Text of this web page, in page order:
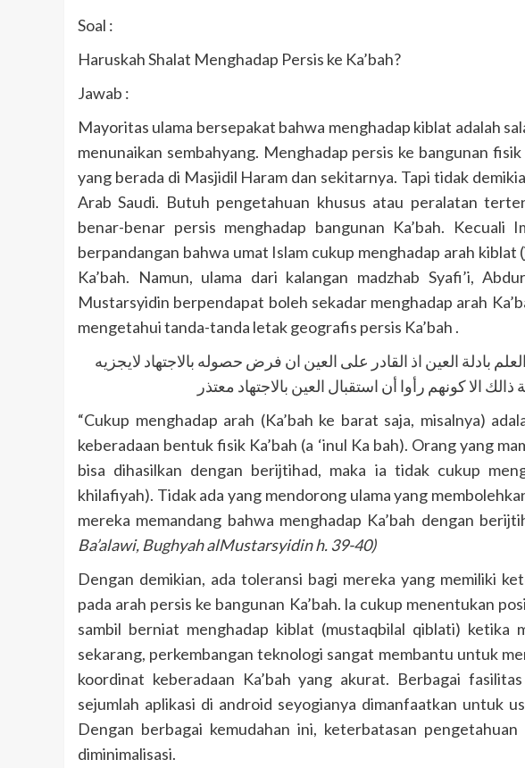
Soal :
Haruskah Shalat Menghadap Persis ke Ka’bah?
Jawab :
Mayoritas ulama bersepakat bahwa menghadap kiblat adalah
menunaikan sembahyang. Menghadap persis ke bangunan
yang berada di Masjidil Haram dan sekitarnya. Tapi tidak
Arab Saudi. Butuh pengetahuan khusus atau peralatan
benar-benar persis menghadap bangunan Ka’bah. Kecuali
berpandangan bahwa umat Islam cukup menghadap arah
Ka’bah. Namun, ulama dari kalangan madzhab Syafi’i,
Mustarsyidin berpendapat boleh sekadar menghadap arah
mengetahui tanda-tanda letak geografis persis Ka’bah .
بادلة العين اذ القادر على العين ان فرض حصوله بالاجتهاد لايجزيه
الا كونهم رأوا أن استقبال العين بالاجتهاد معتذر
“Cukup menghadap arah (Ka’bah ke barat saja, misalnya)
keberadaan bentuk fisik Ka’bah (a ‘inul Ka bah). Orang yang
bisa dihasilkan dengan berijtihad, maka ia tidak cukup
khilafiyah). Tidak ada yang mendorong ulama yang
mereka memandang bahwa menghadap Ka’bah dengan
Ba’alawi, Bughyah alMustarsyidin h. 39-40)
Dengan demikian, ada toleransi bagi mereka yang memiliki
pada arah persis ke bangunan Ka’bah. la cukup menentukan
sambil berniat menghadap kiblat (mustaqbilal qiblati) ketika
sekarang, perkembangan teknologi sangat membantu untuk
koordinat keberadaan Ka’bah yang akurat. Berbagai
sejumlah aplikasi di android seyogianya dimanfaatkan untuk
Dengan berbagai kemudahan ini, keterbatasan
diminimalisasi.